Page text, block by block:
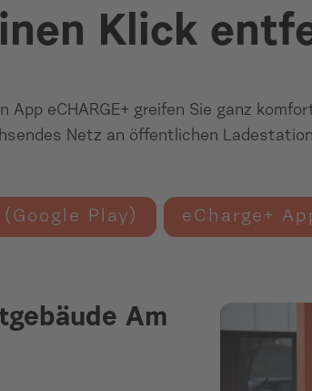
Klick
App eCHARGE+ greifen Sie ganz
Netz an öffentlichen
Play) eCharge+
Am